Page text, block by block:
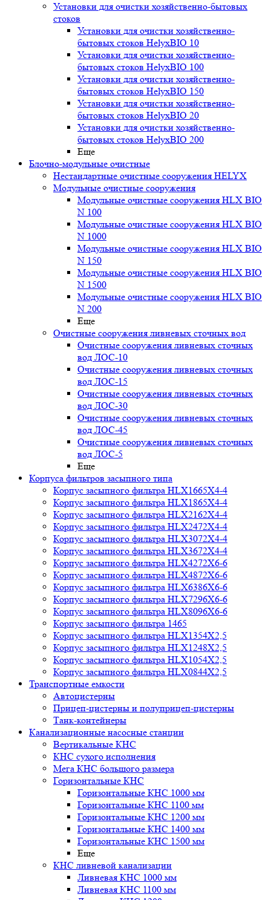
Установки для очистки хозяйственно-бытовых
стоков
Установки для очистки хозяйственно-
бытовых стоков HelyxBIO 10
Установки для очистки хозяйственно-
бытовых стоков HelyxBIO 100
Установки для очистки хозяйственно-
бытовых стоков HelyxBIO 150
Установки для очистки хозяйственно-
бытовых стоков HelyxBIO 20
Установки для очистки хозяйственно-
бытовых стоков HelyxBIO 200
Еще
Блочно-модульные очистные
Нестандартные очистные сооружения HELYX
Модульные очистные сооружения
Модульные очистные сооружения HLX BIO
N 100
Модульные очистные сооружения HLX BIO
N 1000
Модульные очистные сооружения HLX BIO
N 150
Модульные очистные сооружения HLX BIO
N 1500
Модульные очистные сооружения HLX BIO
N 200
Еще
Очистные сооружения ливневых сточных вод
Очистные сооружения ливневых сточных
вод ЛОС-10
Очистные сооружения ливневых сточных
вод ЛОС-15
Очистные сооружения ливневых сточных
вод ЛОС-30
Очистные сооружения ливневых сточных
вод ЛОС-45
Очистные сооружения ливневых сточных
вод ЛОС-5
Еще
Корпуса фильтров засыпного типа
Корпус засыпного фильтра HLX1665X4-4
Корпус засыпного фильтра HLX1865X4-4
Корпус засыпного фильтра HLX2162X4-4
Корпус засыпного фильтра HLX2472X4-4
Корпус засыпного фильтра HLX3072X4-4
Корпус засыпного фильтра HLX3672X4-4
Корпус засыпного фильтра HLX4272X6-6
Корпус засыпного фильтра HLX4872X6-6
Корпус засыпного фильтра HLX6386X6-6
Корпус засыпного фильтра HLX7296X6-6
Корпус засыпного фильтра HLX8096X6-6
Корпус засыпного фильтра 1465
Корпус засыпного фильтра HLX1354X2,5
Корпус засыпного фильтра HLX1248X2,5
Корпус засыпного фильтра HLX1054X2,5
Корпус засыпного фильтра HLX0844X2,5
Транспортные емкости
Автоцистерны
Прицеп-цистерны и полуприцеп-цистерны
Танк-контейнеры
Канализационные насосные станции
Вертикальные КНС
КНС сухого исполнения
Мега КНС большого размера
Горизонтальные КНС
Горизонтальные КНС 1000 мм
Горизонтальные КНС 1100 мм
Горизонтальные КНС 1200 мм
Горизонтальные КНС 1400 мм
Горизонтальные КНС 1500 мм
Еще
КНС ливневой канализации
Ливневая КНС 1000 мм
Ливневая КНС 1100 мм